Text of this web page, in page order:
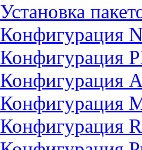
Установка
Конфигурация
Конфигурация
Конфигурация
Конфигурация
Конфигурация